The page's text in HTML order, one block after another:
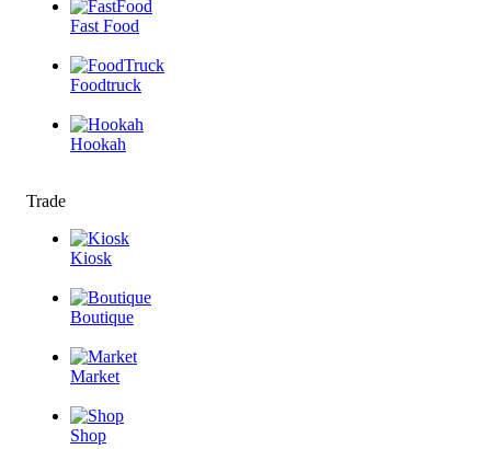
Fast Food
Foodtruck
Hookah
Trade
Kiosk
Boutique
Market
Shop